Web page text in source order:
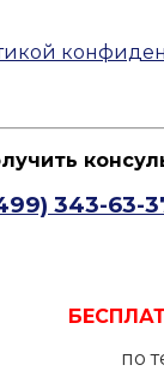
343-63-
по